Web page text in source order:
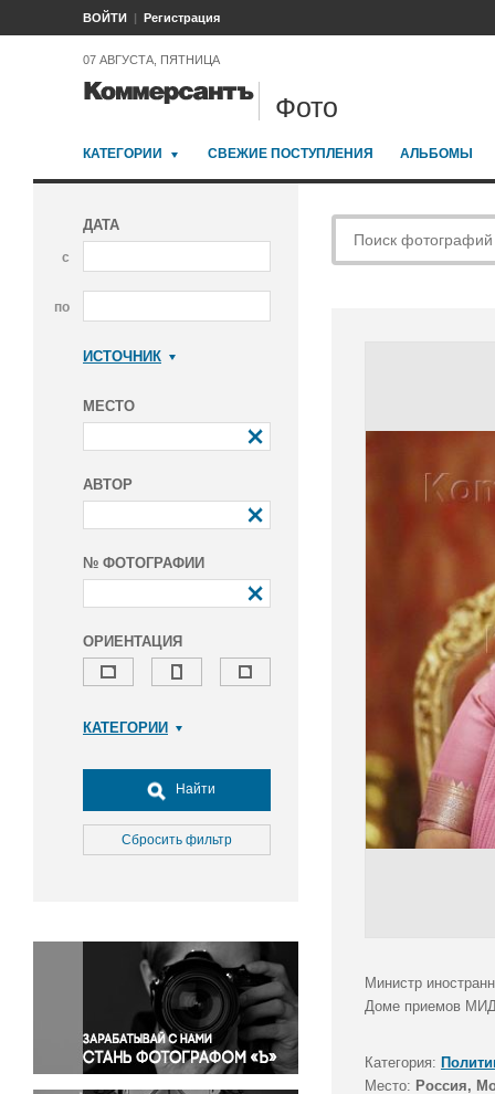
ВОЙТИ Регистрация
07 АВГУСТА, ПЯТНИЦА
Фото
КАТЕГОРИИ СВЕЖИЕ ПОСТУПЛЕНИЯ АЛЬБОМЫ
ДАТА
с
по
ИСТОЧНИК
МЕСТО
АВТОР
№ ФОТОГРАФИИ
ОРИЕНТАЦИЯ
КАТЕГОРИИ
Досуг, туризм и отдых
Культура
Медицина
Окружающая среда
Политика
Правосудие
Происшествия и конфликты
Религия
Светская жизнь
Найти
Сбросить фильтр
Министр
Доме приемов
Категория:
Место: Россия,